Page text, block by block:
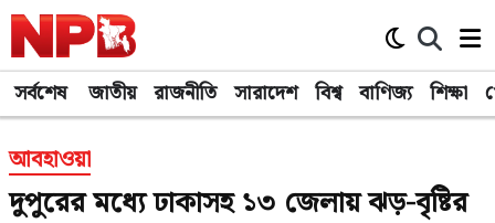
সর্বশেষ জাতীয় রাজনীতি সারাদেশ বিশ্ব বাণিজ্য শিক্ষা
আবহাওয়া
দুপুরের মধ্যে ঢাকাসহ ১৩ জেলায় ঝড়-বৃষ্টির